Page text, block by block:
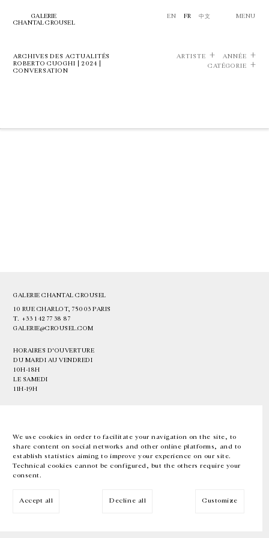
We use cookies in order to facilitate your navigation on the site, to
share content on social networks and other online platforms, and to
establish statistics aiming to improve your experience on our site.
Technical cookies cannot be configured, but the others require your
consent.
Accept all Decline all Customize
GALERIE
CHANTAL CROUSEL
EN FR 中文 MENU
ARCHIVES DES ACTUALITÉS
ROBERTO CUOGHI | 2024 |
CONVERSATION
ARTISTE
ANNÉE
CATÉGORIE
GALERIE CHANTAL CROUSEL
10 RUE CHARLOT, 75003 PARIS
T. +33 1 42 77 38 87
GALERIE@CROUSEL.COM
HORAIRES D'OUVERTURE
DU MARDI AU VENDREDI
10H-18H
LE SAMEDI
11H-19H
EN FR 中文 Facebook Instagram
Inscrivez-vous à notre newsletter